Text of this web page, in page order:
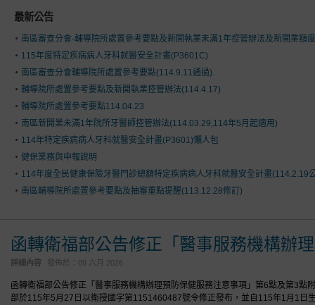
最新公告
南區審查分會-輔導院所處置參考要點及新開執業未滿1年控管辦法及新開業額
115年度特定疾病病人牙科就醫安全計畫(P3601C)
南區審查分會輔導院所處置參考要點(114.9.11通過).
輔導院所處置參考要點及新開執業控管辦法(114.4.17)
輔導院所處置參考要點114.04.23
南區新開業未滿1年院所牙醫師控管辦法(114.03.29,114年5月起適用)
114年特定疾病病人牙科就醫安全計畫(P3601)懶人包
健保業務與申報說明
114年度全民健康保險牙醫門診總額特定疾病病人牙科就醫安全計畫(114.2.19
南區輔導院所處置參考要點及抽審重點提醒(113.12.28修訂)
函轉衛福部公告修正「醫事服務機構辦
詳細內容 發佈於： 09 六月 2026
函轉衛福部公告修正「醫事服務機構辦理預防保健服務注意事項」第6點及第3
部於115年5月27日以衛授國字第1151460487號令修正發布，並自115年1月1日